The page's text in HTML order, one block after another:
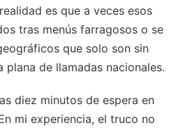
es que a veces esos
tras menús farragosos o se
que solo son sin
de llamadas nacionales.
diez minutos de espera en
mi experiencia, el truco no